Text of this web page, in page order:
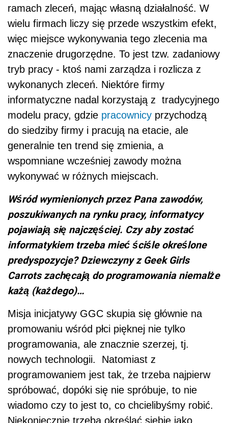
ramach zleceń, mając własną działalność. W
wielu firmach liczy się przede wszystkim efekt,
więc miejsce wykonywania tego zlecenia ma
znaczenie drugorzędne. To jest tzw. zadaniowy
tryb pracy - ktoś nami zarządza i rozlicza z
wykonanych zleceń. Niektóre firmy
informatyczne nadal korzystają z tradycyjnego
modelu pracy, gdzie pracownicy przychodzą
do siedziby firmy i pracują na etacie, ale
generalnie ten trend się zmienia, a
wspomniane wcześniej zawody można
wykonywać w różnych miejscach.
Wśród wymienionych przez Pana zawodów,
poszukiwanych na rynku pracy, informatycy
pojawiają się najczęściej. Czy aby zostać
informatykiem trzeba mieć ściśle określone
predyspozycje? Dziewczyny z Geek Girls
Carrots zachęcają do programowania niemalże
każą (każdego)…
Misja inicjatywy GGC skupia się głównie na
promowaniu wśród płci pięknej nie tylko
programowania, ale znacznie szerzej, tj.
nowych technologii. Natomiast z
programowaniem jest tak, że trzeba najpierw
spróbować, dopóki się nie spróbuje, to nie
wiadomo czy to jest to, co chcielibyśmy robić.
Niekoniecznie trzeba określać siebie jako